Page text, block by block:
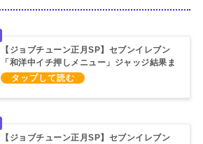
【ジョブチューン正月SP】セブンイレブン
「和洋中イチ押しメニュー」ジャッジ結果ま
とめ（2022/1/1）
【ジョブチューン正月SP】セブンイレブン